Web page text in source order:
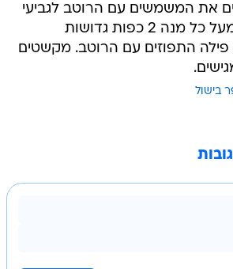
את המשמשים עם הרוטב לגביעי
הזכוכית, מניחים מעל כל מנה 2 כפות גדושות
התפוזים עם הרוטב. מקשטים
בישול